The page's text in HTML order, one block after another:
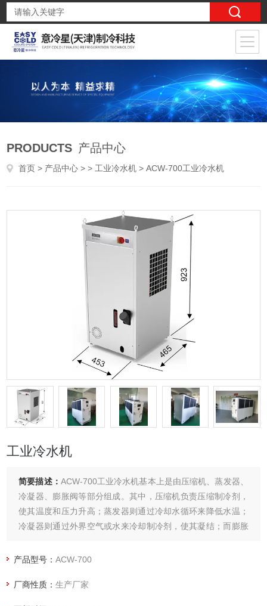
PRODUCTS 产品中心
首页 > 产品中心 > > 工业冷水机 > ACW-700工业冷水机
工业冷水机
简要描述： ACW-700工业冷水机基本上是由压缩机、蒸发器、
冷凝器、膨胀阀等部分组成。其中，压缩机负责压缩制冷剂，
使其温度和压力升高；蒸发器则通过冷却水循环来降低水温；
冷凝器则通过外界空气或水来冷却制冷剂，使其凝结；而膨胀
的循环流动起到了关键作用。
产品型号：ACW-700
厂商性质：生产厂家